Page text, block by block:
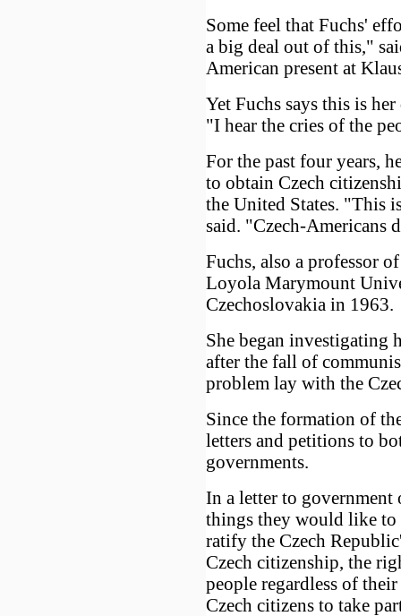
Some feel that Fuchs'
a big deal out of this,"
American present at
Yet Fuchs says this is
"I hear the cries of the
For the past four years,
to obtain Czech
the United States. "This
said. "Czech-Americans
Fuchs, also a professor
Loyola Marymount
Czechoslovakia in 1963.
She began investigating
after the fall of
problem lay with the
Since the formation of
letters and petitions to
governments.
In a letter to
things they would like to
ratify the Czech
Czech citizenship, the
people regardless of
Czech citizens to take